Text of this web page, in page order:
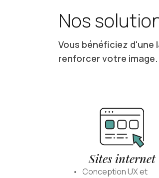
Nos
Vous bénéficiez d'une
renforcer votre
Sites internet
Conception UX et